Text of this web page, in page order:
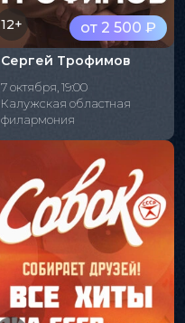
от 2 500 ₽
12+
Сергей Трофимов
7 октября, 19:00
Калужская областная
филармония